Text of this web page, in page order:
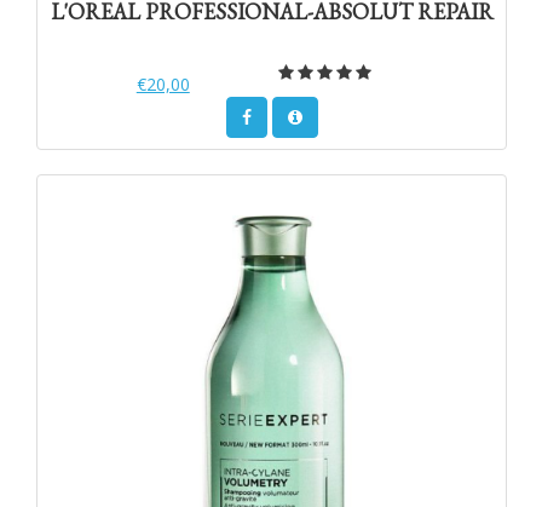
L'OREAL PROFESSIONAL-ABSOLUT REPAIR
€20,00